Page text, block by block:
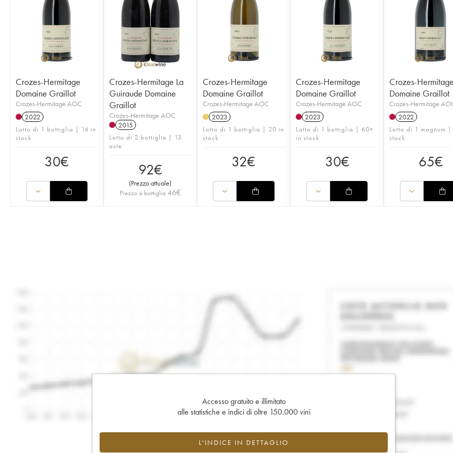
Crozes-Hermitage
Domaine Graillot
Crozes-Hermitage AOC
2022
Lotto di 1 bottiglia | 14 in
stock
30€
Crozes-Hermitage La
Guiraude Domaine
Graillot
Crozes-Hermitage AOC
2015
Lotto di 2 bottiglie | 13
aste
92€
(Prezzo attuale)
Prezzo a bottiglia 46€
Crozes-Hermitage
Domaine Graillot
Crozes-Hermitage AOC
2023
Lotto di 1 bottiglia | 20 in
stock
32€
Crozes-Hermitage
Domaine Graillot
Crozes-Hermitage AOC
2023
Lotto di 1 bottiglia | 60+
in stock
30€
Crozes-Hermitage
Domaine Graillot
Crozes-Hermitage
2022
Lotto di 1 magnum |
stock
65€
Accesso gratuito e illimitato
alle statistiche e indici di oltre 150.000 vini
L'INDICE IN DETTAGLIO